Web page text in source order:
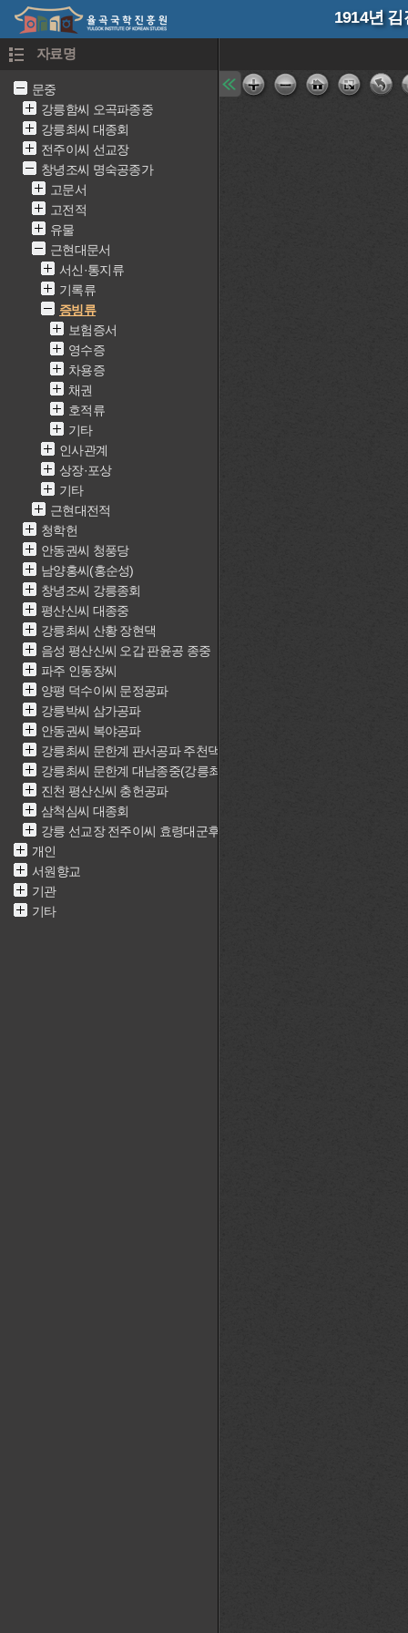
1914년
자료명
문중
강릉함씨 오곡파종중
강릉최씨 대종회
전주이씨 선교장
창녕조씨 명숙공종가
고문서
고전적
유물
근현대문서
서신·통지류
기록류
증빙류
보험증서
영수증
차용증
채권
호적류
기타
인사관계
상장·포상
기타
근현대전적
청학헌
안동권씨 청풍당
남양홍씨(홍순성)
창녕조씨 강릉종회
평산신씨 대종중
강릉최씨 산황 장현댁
음성 평산신씨 오갑 판윤공 종중
파주 인동장씨
양평 덕수이씨 문정공파
강릉박씨 삼가공파
안동권씨 복야공파
강릉최씨 문한계 판서공파 주천댁(최근중)
강릉최씨 문한계 대남종중(강릉최씨 문한계 재실)
진천 평산신씨 충헌공파
삼척심씨 대종회
강릉 선교장 전주이씨 효령대군후손가
개인
서원향교
기관
기타